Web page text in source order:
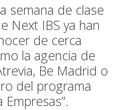
semana de clase
Next IBS ya han
de cerca
la agencia de
Be Madrid o
del programa
Empresas”.